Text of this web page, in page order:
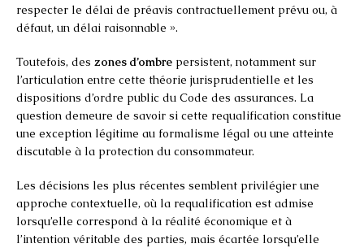
respecter le délai de préavis contractuellement prévu ou, à
défaut, un délai raisonnable ».
Toutefois, des zones d’ombre persistent, notamment sur
l’articulation entre cette théorie jurisprudentielle et les
dispositions d’ordre public du Code des assurances. La
question demeure de savoir si cette requalification constitue
une exception légitime au formalisme légal ou une atteinte
discutable à la protection du consommateur.
Les décisions les plus récentes semblent privilégier une
approche contextuelle, où la requalification est admise
lorsqu’elle correspond à la réalité économique et à
l’intention véritable des parties, mais écartée lorsqu’elle